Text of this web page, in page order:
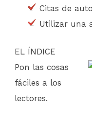
Citas de
Utilizar una
EL ÍNDICE
Pon las cosas
fáciles a los
lectores.